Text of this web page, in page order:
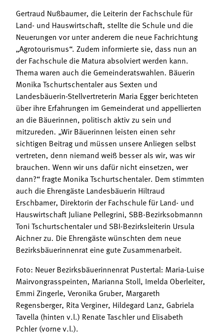
Gertraud Nußbaumer, die Leiterin der Fachschule für
Land- und Hauswirtschaft, stellte die Schule und die
Neuerungen vor unter anderem die neue Fachrichtung
„Agrotourismus“. Zudem informierte sie, dass nun an
der Fachschule die Matura absolviert werden kann.
Thema waren auch die Gemeinderatswahlen. Bäuerin
Monika Tschurtschentaler aus Sexten und
Landesbäuerin-Stellvertreterin Maria Egger berichteten
über ihre Erfahrungen im Gemeinderat und appellierten
an die Bäuerinnen, politisch aktiv zu sein und
mitzureden. „Wir Bäuerinnen leisten einen sehr
sichtigen Beitrag und müssen unsere Anliegen selbst
vertreten, denn niemand weiß besser als wir, was wir
brauchen. Wenn wir uns dafür nicht einsetzen, wer
dann?“ fragte Monika Tschurtschentaler. Dem stimmten
auch die Ehrengäste Landesbäuerin Hiltraud
Erschbamer, Direktorin der Fachschule für Land- und
Hauswirtschaft Juliane Pellegrini, SBB-Bezirksobmannn
Toni Tschurtschentaler und SBI-Bezirksleiterin Ursula
Aichner zu. Die Ehrengäste wünschten dem neue
Bezirksbäuerinnenrat eine gute Zusammenarbeit.
Foto: Neuer Bezirksbäuerinnenrat Pustertal: Maria-Luise
Mairvongrasspeinten, Marianna Stoll, Imelda Oberleiter,
Emmi Zingerle, Veronika Gruber, Margareth
Regensberger, Rita Verginer, Hildegard Lanz, Gabriela
Tavella (hinten v.l.) Renate Taschler und Elisabeth
Pchler (vorne v.l.).